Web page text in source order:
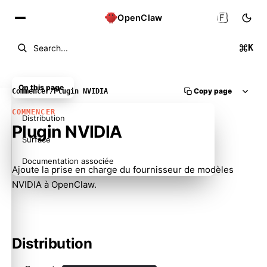
OpenClaw
Search... K
🇫🇷
Commencer/Plugin NVIDIA Copy page
COMMENCER
Plugin NVIDIA
Ajoute la prise en charge du fournisseur de modèles
NVIDIA à OpenClaw.
Distribution
On this page
Distribution
Surface
Documentation associée